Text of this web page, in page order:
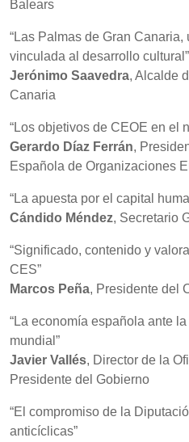
Balears
“Las Palmas de Gran Canaria,
vinculada al desarrollo cultural”
Jerónimo Saavedra, Alcalde
Canaria
“Los objetivos de CEOE en el
Gerardo Díaz Ferrán,
Española de Organizaciones
“La apuesta por el capital
Cándido Méndez, Secretario
“Significado, contenido y
CES”
Marcos Peña, Presidente del
“La economía española ante
mundial”
Javier Vallés, Director de la
Presidente del Gobierno
“El compromiso de la
anticíclicas”